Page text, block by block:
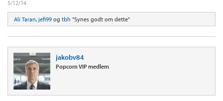
5/12/14
Ali Taran, jefi99 og tbh "Synes godt om dette"
jakobv84
Popcorn VIP medlem